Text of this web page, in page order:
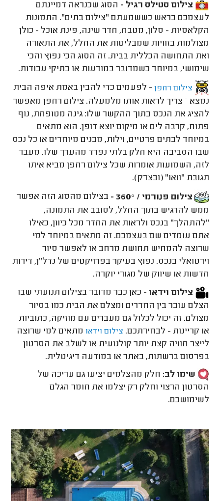
צילום סטילס רגיל - הסוג שכנראה דמיינתם
לעצמכם בראש כששמעתם "צילום בתים". התמונות
הקלאסיות - סלון, מטבח, חדר שינה, פינת אוכל - כולן
מצולמות בזוויות שמבליטות את החלל, את התאורה
ואת התחושה הכללית בבית. זה הסוג הכי נפוץ והכי
שימושי, במיוחד כשמדובר במודעות או בתיקי עבודות.
צילום רחפן - לפעמים כדי להבין באמת איפה הבית
נמצא – צריך לראות אותו מלמעלה. צילום רחפן מאפשר
להציג את הנכס בתוך ההקשר שלו: גינה מטופחת, נוף
פתוח, קרבה לים או מיקום יוצא דופן. הוא מתאים
במיוחד לבתים פרטיים, וילות, מבנים מיוחדים או כל נכס
שבו הסביבה היא חלק בלתי נפרד מהערך שלו. מעבר
לזה, השמועות אומרות שכל צילום רחפן מביא איתו
תגובת "וואו" (ובצדק).
צילום פנורמי / 360° -
בצילום מהסוג הזה אפשר
ממש להרגיש בתוך החלל, לסובב את התמונה,
"להתהלך" בנכס ולראות את החדר מכל כיוון, כאילו
אתם עומדים שם בעצמכם. זה מתאים במיוחד למי
שרוצה להמחיש תחושת מרחב או לאפשר סיור
וירטואלי בנכס. נפוץ בעיקר בפרויקטים של נדל"ן, דירות
חדשות או שיווק של מגורי יוקרה.
צילום וידאו - כאן כבר מדובר בצילום תנועתי שבו
הצלם עובר בין החדרים ומצלם את הבית כמו בסיור
מצולם. זה יכול לכלול גם מעברים עם מוזיקה, כתוביות
או קריינות - לבחירתכם. צילום וידאו מתאים למי שרוצה
לייצר חוויה קצת יותר קולנועית או לשלב את הסרטון
בפרסום ברשתות, באתר או במודעה דיגיטלית.
שימו לב: חלק מהצלמים יציעו גם עריכה של
הסרטון הרצוי וחלק רק יצלמו את חומר הגלם
לשימושכם.